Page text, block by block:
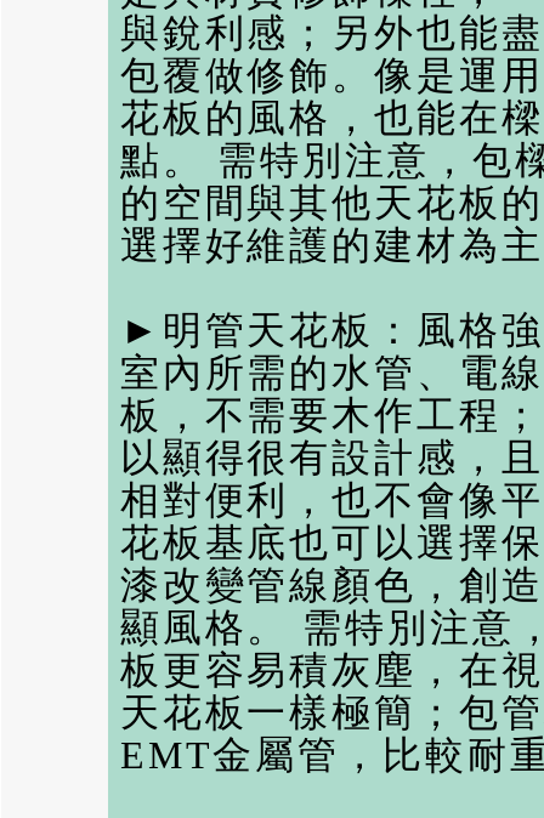
與銳利感；另外也能
包覆做修飾。像是運
花板的風格，也能在
點。 需特別注意，包
的空間與其他天花板
選擇好維護的建材為
►明管天花板：風格
室內所需的水管、電
板，不需要木作工程
以顯得很有設計感，
相對便利，也不會像
花板基底也可以選擇
漆改變管線顏色，創
顯風格。 需特別注意
板更容易積灰塵，在
天花板一樣極簡；包
EMT金屬管，比較耐